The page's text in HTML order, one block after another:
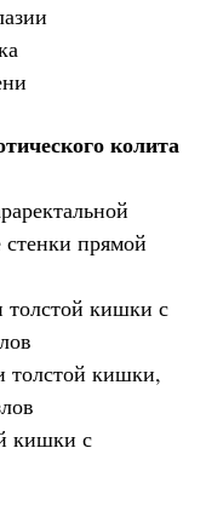
колита
прямой
кишки с
толстой кишки,
кишки с